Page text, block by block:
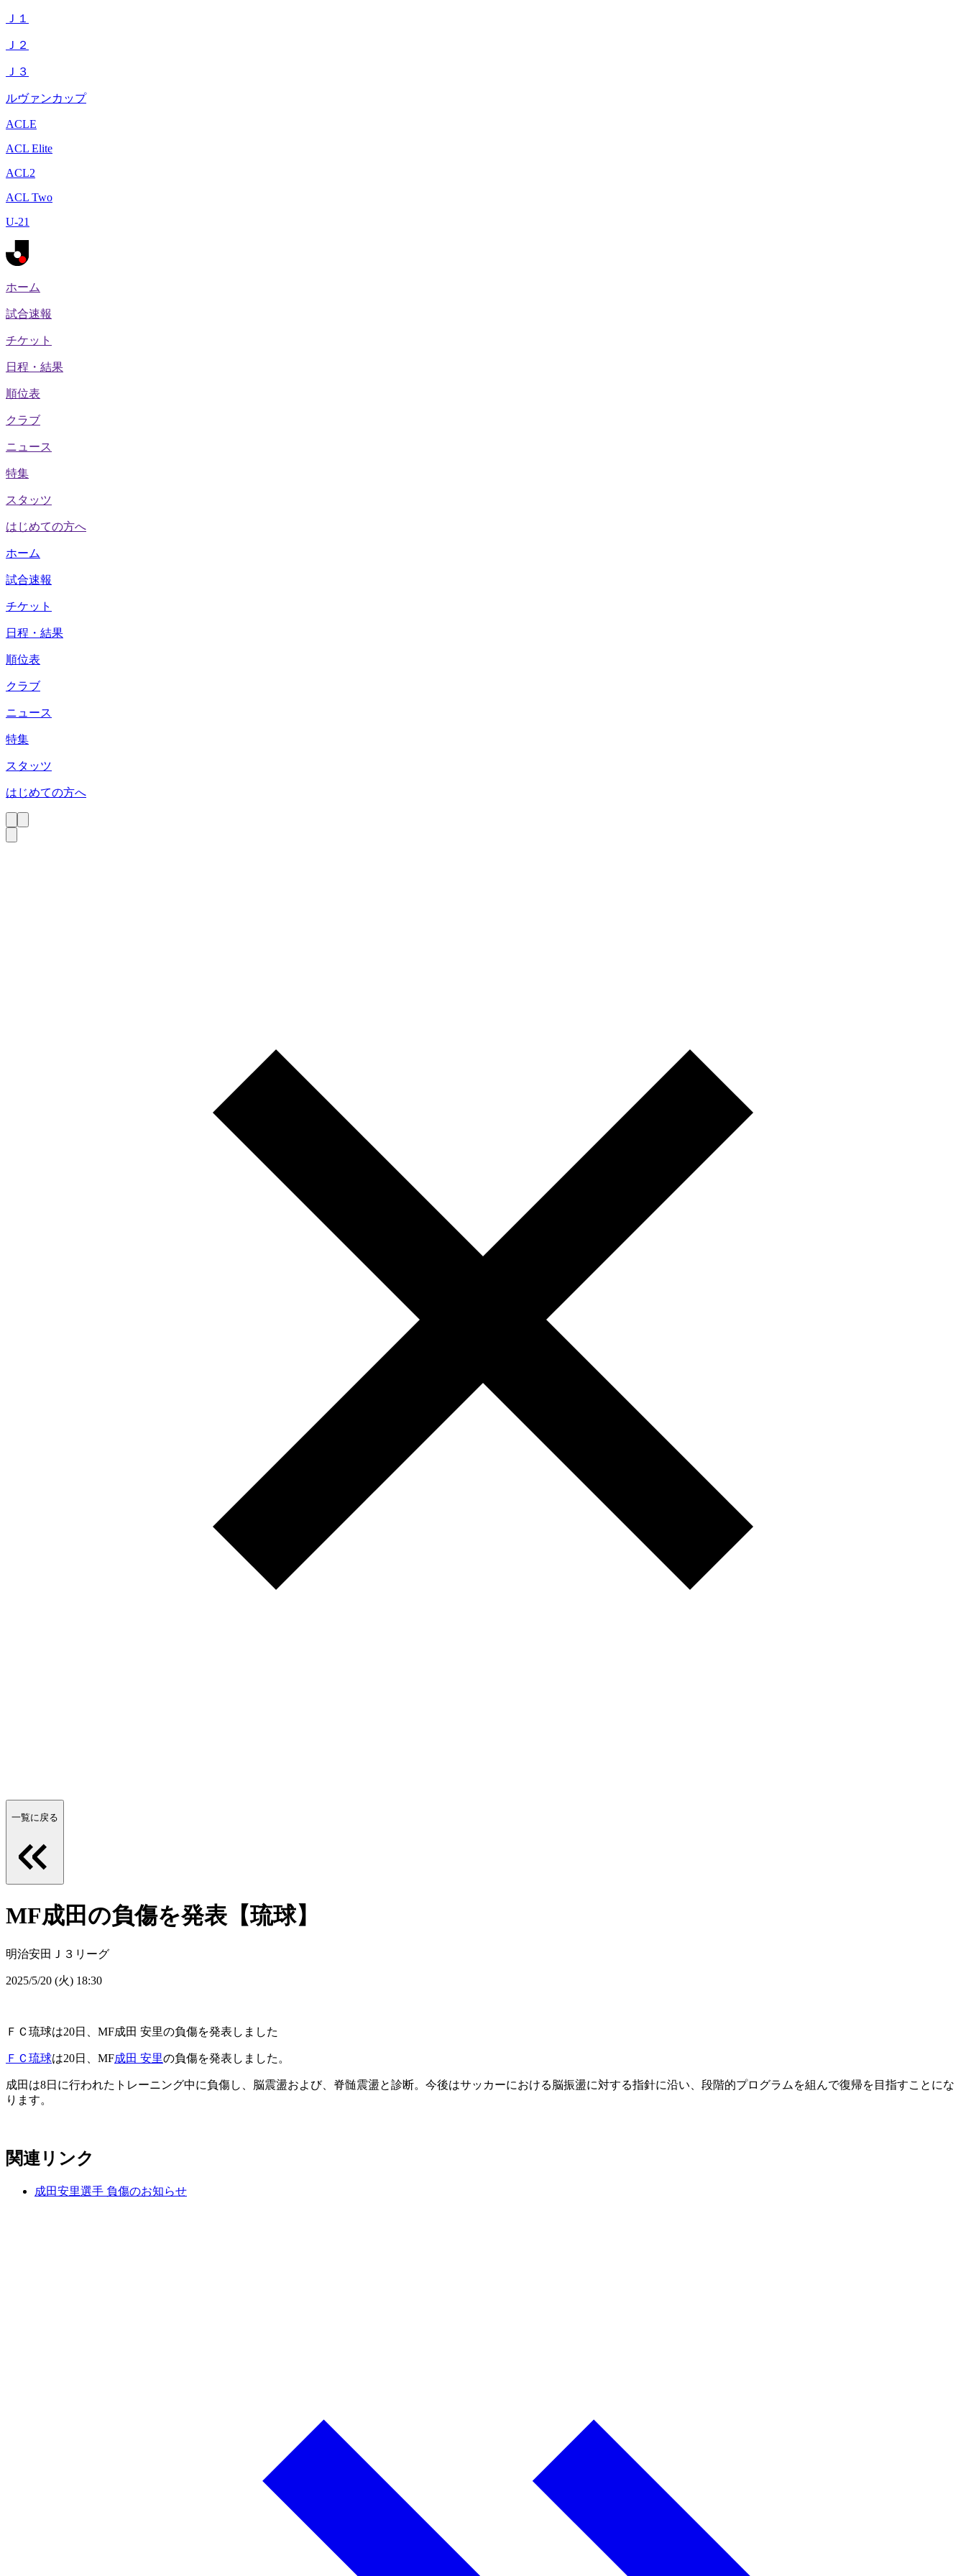
Ｊ１
Ｊ２
Ｊ３
ルヴァンカップ
ACLE
ACL Elite
ACL2
ACL Two
U-21
ホーム
試合速報
チケット
日程・結果
順位表
クラブ
ニュース
特集
スタッツ
はじめての方へ
ホーム
試合速報
チケット
日程・結果
順位表
クラブ
ニュース
特集
スタッツ
はじめての方へ
一覧に戻る
MF成田の負傷を発表【琉球】
明治安田Ｊ３リーグ
2025/5/20 (火) 18:30
ＦＣ琉球は20日、MF成田 安里の負傷を発表しました
ＦＣ琉球は20日、MF成田 安里の負傷を発表しました。
成田は8日に行われたトレーニング中に負傷し、脳震盪および、脊髄震盪と診断。今後はサッカーにおける脳振盪に対する指針に沿い、段階的プログラムを組んで復帰を目指すことにな
ります。
関連リンク
成田安里選手 負傷のお知らせ